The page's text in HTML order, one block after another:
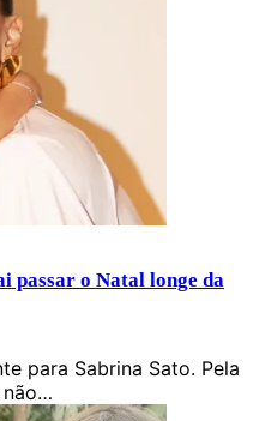
passar o Natal longe da
para Sabrina Sato. Pela
não…